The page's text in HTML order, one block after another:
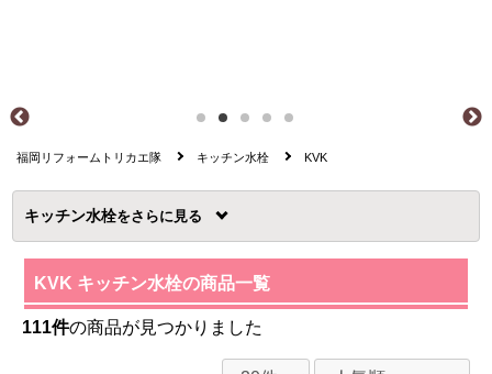
福岡リフォームトリカエ隊 キッチン水栓 KVK
キッチン水栓を
KVK キッチン水栓の商品一覧
111件の商品が見つかりました